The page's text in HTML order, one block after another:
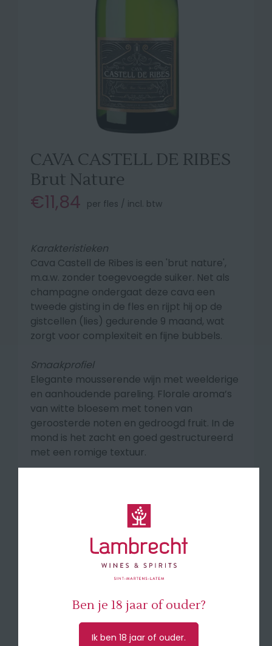
CAVA CASTELL DE RIBES
Brut Nature
€11,84 per fles / incl. btw
Karakteristieken
Cava Castell de Ribes is een 'brut nature',
m.a.w. zonder toegevoegde suiker. Net als
champagne ondergaat deze cava een
tweede gisting in de fles en rijpt hij op de
gistcellen (lies) gedurende 9 maand, wat
zorgt voor complexiteit en fijne bubbels.
Smaakprofiel
Elegante mousserende wijn met weelderige
en aanhoudende pareling. Florale aroma’s
van witte bloesem met tonen van
geroosterde noten en gedroogd fruit. In de
mond is het zacht en goed gestructureerd
met een romige textuur.
Penedès (Spanje)
75 cl
Alcohol
12.0%
Ben je 18 jaar of ouder?
Ik ben 18 jaar of ouder.